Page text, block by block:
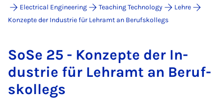
Electrical Engineering
Teaching Technology
Lehre
Konzepte der Industrie für Lehramt an Berufskollegs
SoSe 25 - Konzepte der In­
dus­trie für Lehramt an Beruf­
skollegs